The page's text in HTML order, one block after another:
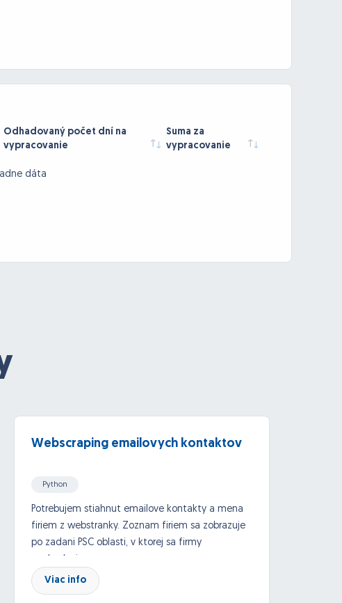
Odhadovaný počet dní na
vypracovanie
Suma za
vypracovanie
dáta
Webscraping emailovych kontaktov
Python
Potrebujem stiahnut emailove kontakty a mena
firiem z webstranky. Zoznam firiem sa zobrazuje
po zadani PSC oblasti, v ktorej sa firmy
Viac info